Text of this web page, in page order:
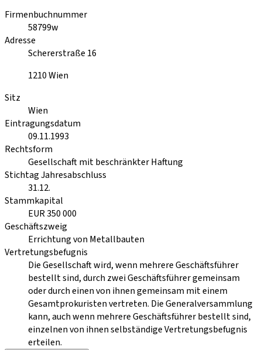
Firmenbuchnummer
58799w
Adresse
Schererstraße 16
1210Wien
Sitz
Wien
Eintragungsdatum
09.11.1993
Rechtsform
Gesellschaft mit beschränkter Haftung
Stichtag Jahresabschluss
31.12.
Stammkapital
EUR 350 000
Geschäftszweig
Errichtung von Metallbauten
Vertretungsbefugnis
Die Gesellschaft wird, wenn mehrere Geschäftsführer
bestellt sind, durch zwei Geschäftsführer gemeinsam
oder durch einen von ihnen gemeinsam mit einem
Gesamtprokuristen vertreten. Die Generalversammlung
kann, auch wenn mehrere Geschäftsführer bestellt sind,
einzelnen von ihnen selbständige Vertretungsbefugnis
erteilen.